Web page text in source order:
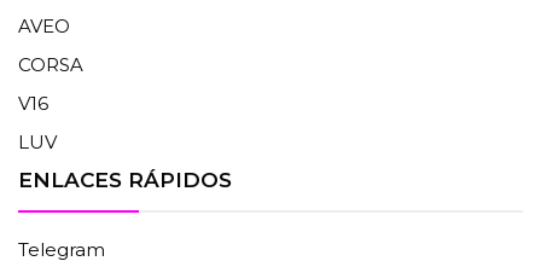
AVEO
CORSA
V16
LUV
ENLACES RÁPIDOS
Telegram